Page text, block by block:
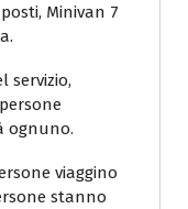
Minivan 7
servizio,
ognuno.
viaggino
stanno